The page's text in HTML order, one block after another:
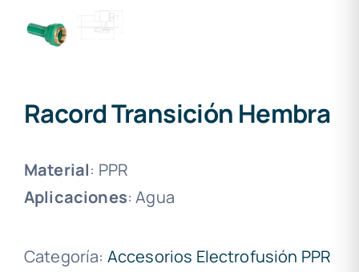
Racord Transición Hembra
Material: PPR
Aplicaciones: Agua
Categoría: Accesorios Electrofusión PPR